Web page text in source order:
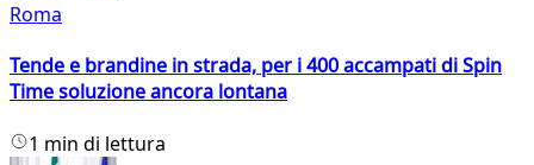
Roma
Tende e brandine in strada, per i 400 accampati di Spin
Time soluzione ancora lontana
1 min di lettura